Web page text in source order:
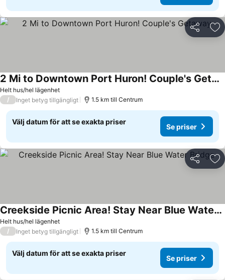
Dela
Helt hus/hel lägenhet
2 Mi to Downtown Port Huron! Couple's Getaway
/ Inget betyg tillgängligt 1.5 km till Centrum
Välj datum för att se exakta priser
Se priser
Dela
Helt hus/hel lägenhet
Creekside Picnic Area! Stay Near Blue Water Bridge
/ Inget betyg tillgängligt 1.5 km till Centrum
Välj datum för att se exakta priser
Se priser